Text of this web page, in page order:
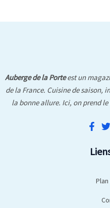
Auberge de la Porteest un
de la France. Cuisine de saison,
la bonne allure. Ici, on prend